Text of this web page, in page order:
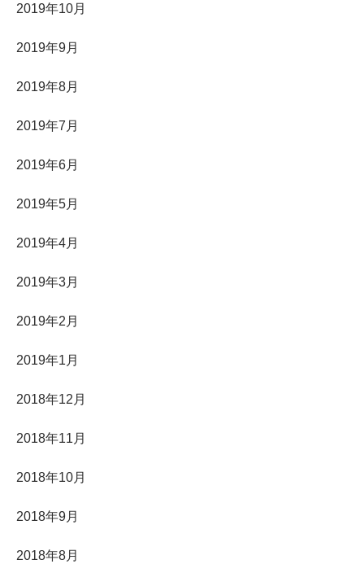
2019年10月
2019年9月
2019年8月
2019年7月
2019年6月
2019年5月
2019年4月
2019年3月
2019年2月
2019年1月
2018年12月
2018年11月
2018年10月
2018年9月
2018年8月